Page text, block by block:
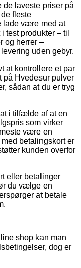
de laveste priser på
fleste
lade være med at
test produkter – til
og herrer –
uden gebyr.
at kontrollere et par
på Hvedesur pulver
sådan at du er tryg
i tilfælde af at en
som virker
være en
betalingskort er
kunden overfor
eller betalinger
du vælge en
at betale
shop kan man
dog er